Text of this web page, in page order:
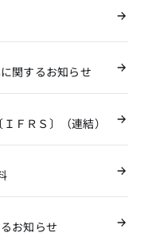
関するお知らせ
ＦＲＳ〕（連結）
お知らせ